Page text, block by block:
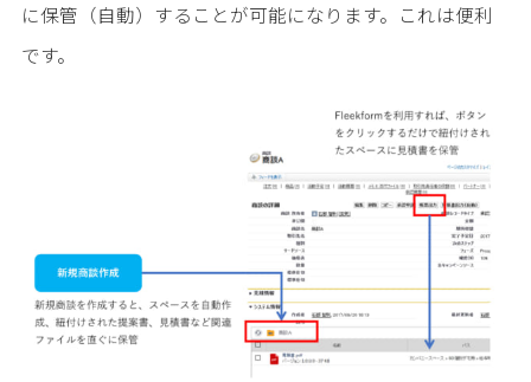
に保管（自動）することが可能になります。これは便利
です。